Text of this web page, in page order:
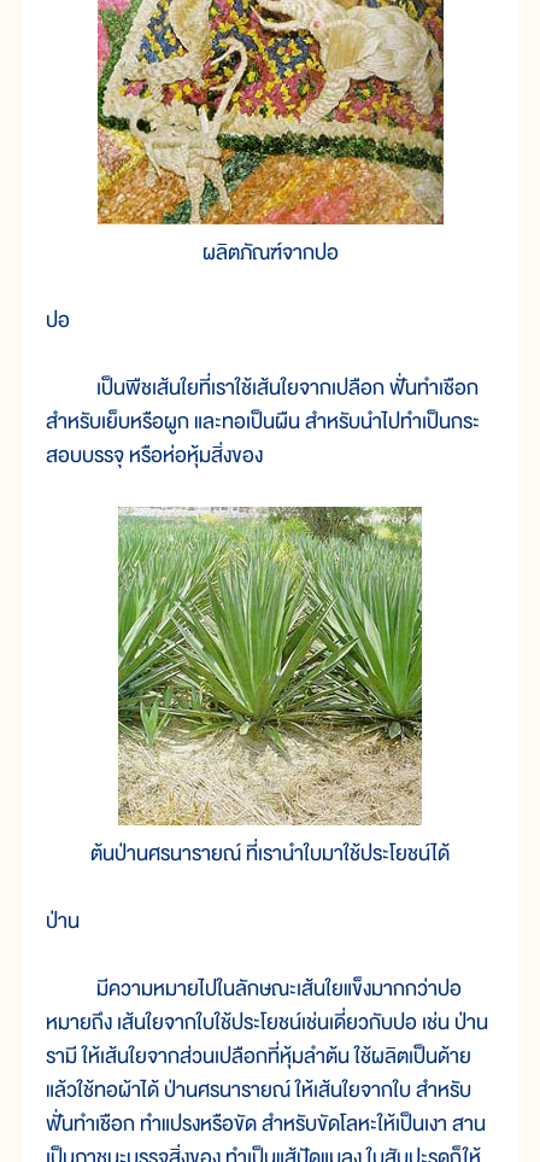
ผลิตภัณฑ์จากปอ
ปอ
เป็นพืชเส้นใยที่เราใช้เส้นใยจากเปลือก ฟั่นทำเชือก
สำหรับเย็บหรือผูก และทอเป็นผืน สำหรับนำไปทำเป็นกระ
สอบบรรจุ หรือห่อหุ้มสิ่งของ
ต้นป่านศรนารายณ์ ที่เรานำใบมาใช้ประโยชน์ได้
ป่าน
มีความหมายไปในลักษณะเส้นใยแข็งมากกว่าปอ
หมายถึง เส้นใยจากใบใช้ประโยชน์เช่นเดี่ยวกับปอ เช่น ป่าน
รามี ให้เส้นใยจากส่วนเปลือกที่หุ้มลำต้น ใช้ผลิตเป็นด้าย
แล้วใช้ทอผ้าได้ ป่านศรนารายณ์ ให้เส้นใยจากใบ สำหรับ
ฟั่นทำเชือก ทำแปรงหรือขัด สำหรับขัดโลหะให้เป็นเงา สาน